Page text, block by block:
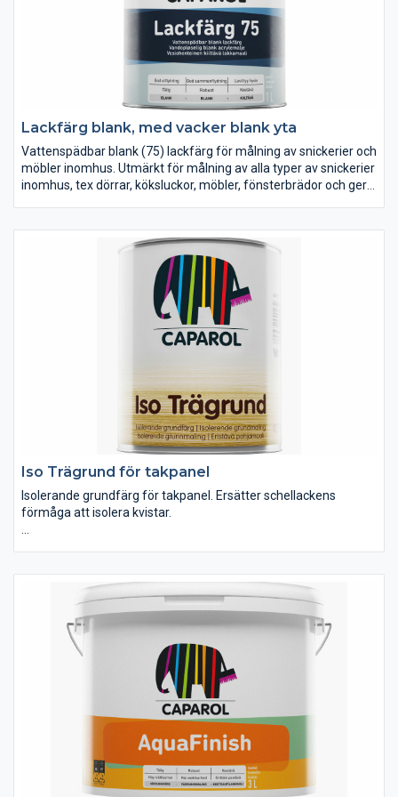
Lackfärg blank, med vacker blank yta
Vattenspädbar blank (75) lackfärg för målning av snickerier och
möbler inomhus. Utmärkt för målning av alla typer av snickerier
inomhus, tex dörrar, köksluckor, möbler, fönsterbrädor och ger
ytor, är inga problem för Caparols lackfärger. Den hårda ytan
står emot slitage på ett mycket bra sätt. Det unika bindemedlet
bidrar även till att lackfärgen har en mycket bra vidhäftning,
även på hårda målade ytor. Vid målning på glas och kakel
rekommenderas Caparol Häftprimer som grundfärg.
Lackfärgen finns i tre glanser: matt (10), halvblank (40) och
Iso Trägrund för takpanel
Isolerande grundfärg för takpanel. Ersätter schellackens
förmåga att isolera kvistar.
en heltäckande matt vit yta och ersätter i de flesta fall schellack
som isolerare mot fula genomslag från kvistar. Kan övermålas
med de flesta vattenburna lack- och väggfärger.